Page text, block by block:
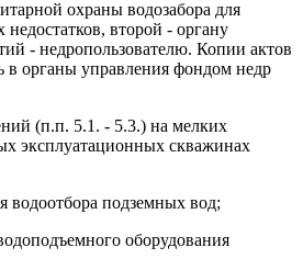
охраны водозабора для
второй - органу
- недропользователю. Копии актов
в органы управления фондом недр
(п.п. 5.1. - 5.3.) на мелких
эксплуатационных скважинах
водоотбора подземных вод;
оборудования